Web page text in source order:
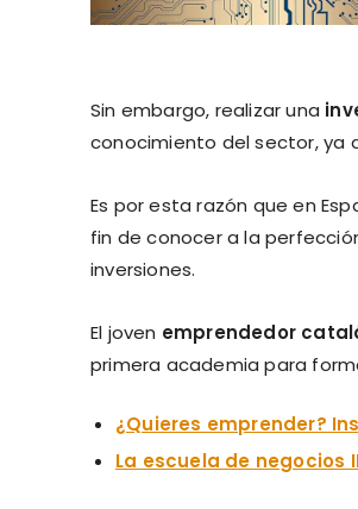
Sin embargo, realizar una
conocimiento del sector, ya
Es por esta razón que en
fin de conocer a la
inversiones.
El joven emprendedor
primera academia para
¿Quieres emprender?
La escuela de negocios